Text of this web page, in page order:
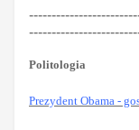
Politologia
Prezydent Obama -